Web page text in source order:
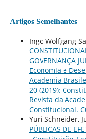
Artigos Semelhantes
Ingo Wolfgang
GOVERNANÇA
Economia e
Academia
20 (2019):
Revista da
Constitucional.
Yuri Schneider,
PÚBLICAS DE